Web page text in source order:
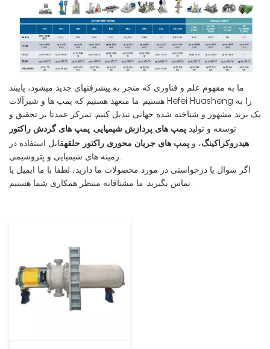
ما به مفهوم علم و فناوری که منجر به پیشرفتهای جدید میشود، پایبند
هستیم. ما متعهد هستیم که پمپ ها و شیرآلات Hefei Huasheng را به
یک برند مشهور و شناخته شده جهانی تبدیل کنیم. تمرکز عمدتا بر تحقیق و
توسعه و تولید پمپ های پردازش شیمیایی, پمپ های گردش راکتور
هیدروکراکینگ، و پمپ های جریان محوری راکتور حلقهقابل استفاده در
زمینه های شیمیایی و پتروشیمی.
اگر سوال یا درخواستی در مورد محصولات ما دارید، لطفا با ما ایمیل یا
تماس بگیرید. ما مشتاقانه منتظر همکاری شما هستیم.